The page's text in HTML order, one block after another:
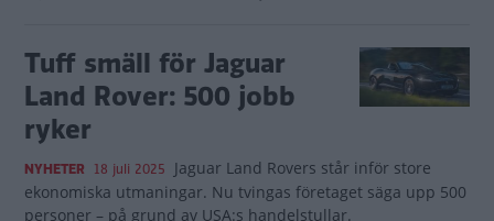
Tuff smäll för Jaguar
Land Rover: 500 jobb
ryker
NYHETER 18 juli 2025 Jaguar Land Rovers står inför store
ekonomiska utmaningar. Nu tvingas företaget säga upp 500
personer – på grund av USA:s handelstullar.